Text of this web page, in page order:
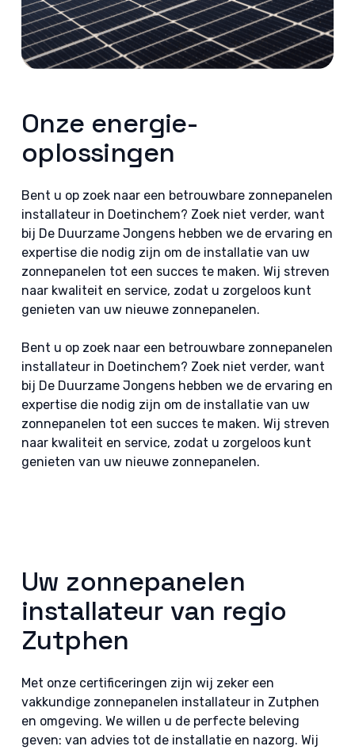
Onze energie-
oplossingen
Bent u op zoek naar een betrouwbare zonnepanelen
installateur in Doetinchem? Zoek niet verder, want
bij De Duurzame Jongens hebben we de ervaring en
expertise die nodig zijn om de installatie van uw
zonnepanelen tot een succes te maken. Wij streven
naar kwaliteit en service, zodat u zorgeloos kunt
genieten van uw nieuwe zonnepanelen.
Bent u op zoek naar een betrouwbare zonnepanelen
installateur in Doetinchem? Zoek niet verder, want
bij De Duurzame Jongens hebben we de ervaring en
expertise die nodig zijn om de installatie van uw
zonnepanelen tot een succes te maken. Wij streven
naar kwaliteit en service, zodat u zorgeloos kunt
genieten van uw nieuwe zonnepanelen.
Uw zonnepanelen
installateur van regio
Zutphen
Met onze certificeringen zijn wij zeker een
vakkundige zonnepanelen installateur in Zutphen
en omgeving. We willen u de perfecte beleving
geven: van advies tot de installatie en nazorg. Wij